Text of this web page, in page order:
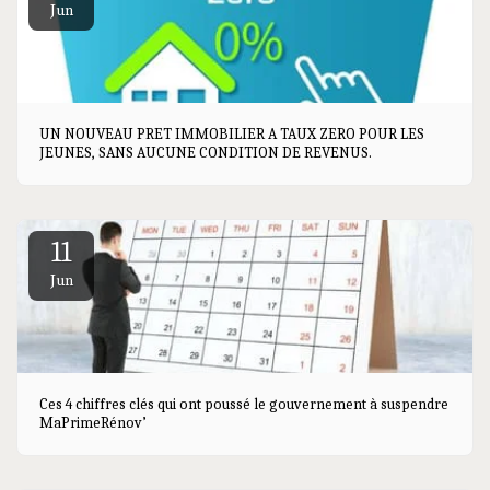
Jun
UN NOUVEAU PRET IMMOBILIER A TAUX ZERO POUR LES
JEUNES, SANS AUCUNE CONDITION DE REVENUS.
11
Jun
Ces 4 chiffres clés qui ont poussé le gouvernement à suspendre
MaPrimeRénov’